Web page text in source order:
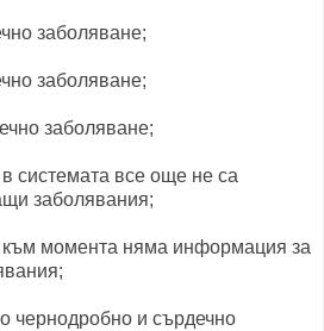
заболяване;
заболяване;
заболяване;
в системата все още не са
заболявания;
към момента няма информация за
чернодробно и сърдечно